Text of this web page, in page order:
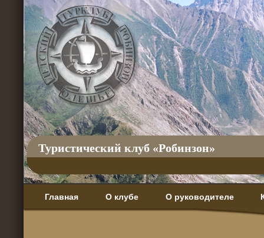
Туристический клуб «Робинзон»
Главная О клубе О руководителе